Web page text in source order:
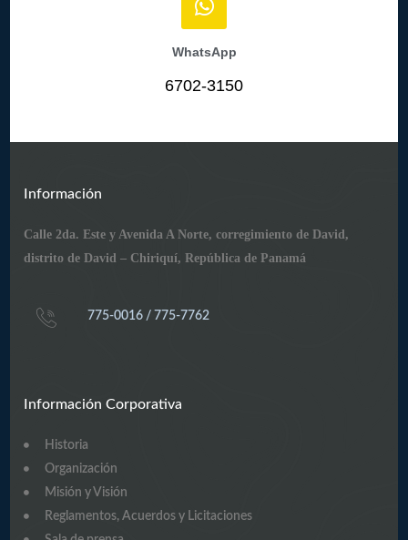
WhatsApp
6702-3150
Información
Calle 2da. Este y Avenida A Norte, corregimiento de David,
distrito de David – Chiriquí, República de Panamá
775-0016 / 775-7762
Información Corporativa
Historia
Organización
Misión y Visión
Reglamentos, Acuerdos y Licitaciones